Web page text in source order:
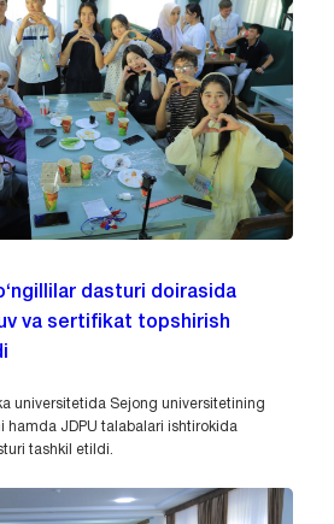
dasturi doirasida
va sertifikat topshirish
universitetida Sejong universitetining
hamda JDPU talabalari ishtirokida
tashkil etildi.